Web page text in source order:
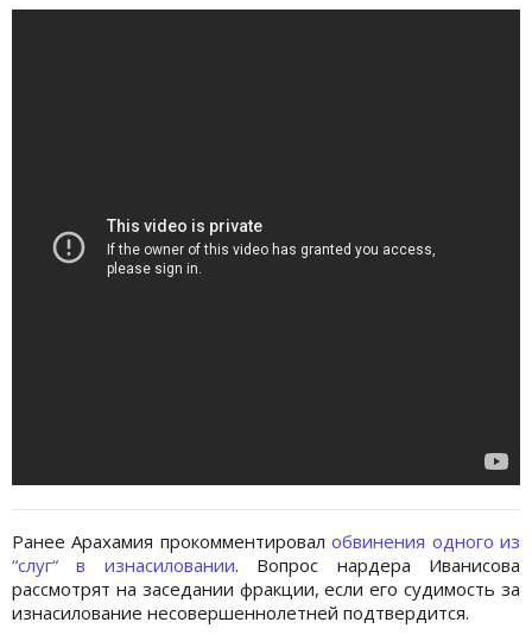
Ранее Арахамия прокомментировалобвинения одного из
“слуг“ в изнасиловании. Вопрос нардера Иванисова
рассмотрят на заседании фракции, если его судимость за
изнасилование несовершеннолетней подтвердится.